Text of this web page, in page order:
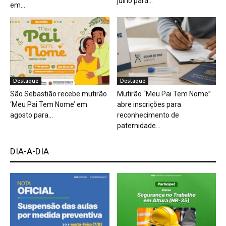
em...
Destaque
São Sebastião recebe mutirão
‘Meu Pai Tem Nome’ em
agosto para...
Destaque
Mutirão “Meu Pai Tem Nome”
abre inscrições para
reconhecimento de
paternidade...
DIA-A-DIA